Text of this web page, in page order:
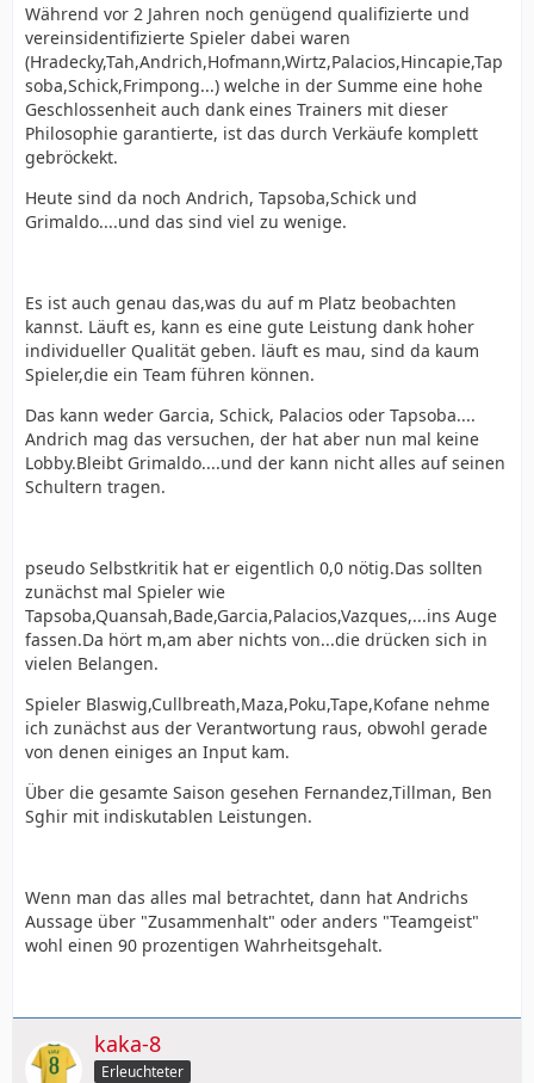
Während vor 2 Jahren noch genügend qualifizierte und
vereinsidentifizierte Spieler dabei waren
(Hradecky,Tah,Andrich,Hofmann,Wirtz,Palacios,Hincapie,Tap
soba,Schick,Frimpong...) welche in der Summe eine hohe
Geschlossenheit auch dank eines Trainers mit dieser
Philosophie garantierte, ist das durch Verkäufe komplett
gebröckekt.
Heute sind da noch Andrich, Tapsoba,Schick und
Grimaldo....und das sind viel zu wenige.
Es ist auch genau das,was du auf m Platz beobachten
kannst. Läuft es, kann es eine gute Leistung dank hoher
individueller Qualität geben. läuft es mau, sind da kaum
Spieler,die ein Team führen können.
Das kann weder Garcia, Schick, Palacios oder Tapsoba....
Andrich mag das versuchen, der hat aber nun mal keine
Lobby.Bleibt Grimaldo....und der kann nicht alles auf seinen
Schultern tragen.
pseudo Selbstkritik hat er eigentlich 0,0 nötig.Das sollten
zunächst mal Spieler wie
Tapsoba,Quansah,Bade,Garcia,Palacios,Vazques,...ins Auge
fassen.Da hört m,am aber nichts von...die drücken sich in
vielen Belangen.
Spieler Blaswig,Cullbreath,Maza,Poku,Tape,Kofane nehme
ich zunächst aus der Verantwortung raus, obwohl gerade
von denen einiges an Input kam.
Über die gesamte Saison gesehen Fernandez,Tillman, Ben
Sghir mit indiskutablen Leistungen.
Wenn man das alles mal betrachtet, dann hat Andrichs
Aussage über "Zusammenhalt" oder anders "Teamgeist"
wohl einen 90 prozentigen Wahrheitsgehalt.
kaka-8
Erleuchteter